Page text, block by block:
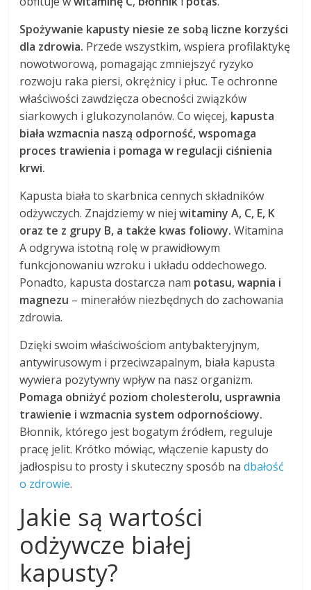
Spożywanie kapusty niesie ze sobą liczne korzyści
dla zdrowia. Przede wszystkim, wspiera profilaktykę
nowotworową, pomagając zmniejszyć ryzyko
rozwoju raka piersi, okrężnicy i płuc. Te ochronne
właściwości zawdzięcza obecności związków
siarkowych i glukozynolanów. Co więcej, kapusta
biała wzmacnia naszą odporność, wspomaga
proces trawienia i pomaga w regulacji ciśnienia
krwi.
Kapusta biała to skarbnica cennych składników
odżywczych. Znajdziemy w niejwitaminy A, C, E, K
oraz te z grupy B, a także kwas foliowy. Witamina
A odgrywa istotną rolę w prawidłowym
funkcjonowaniu wzroku i układu oddechowego.
Ponadto, kapusta dostarcza nam potasu, wapnia i
magnezu – minerałów niezbędnych do zachowania
zdrowia.
Dzięki swoim właściwościom antybakteryjnym,
antywirusowym i przeciwzapalnym, biała kapusta
wywiera pozytywny wpływ na nasz organizm.
Pomaga obniżyć poziom cholesterolu, usprawnia
trawienie i wzmacnia system odpornościowy.
Błonnik, którego jest bogatym źródłem, reguluje
pracę jelit. Krótko mówiąc, włączenie kapusty do
jadłospisu to prosty i skuteczny sposób nadbałość
o zdrowie.
Jakie są wartości
odżywcze białej
kapusty?